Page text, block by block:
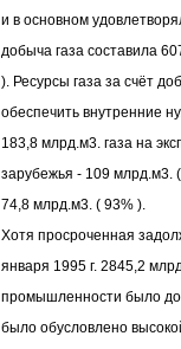
и в основном
добыча газа составила
). Ресурсы газа за счёт
обеспечить внутренние
183,8 млрд.м3. газа на
зарубежья - 109 млрд.м3.
74,8 млрд.м3. ( 93% ).
Хотя просроченная
января 1995 г. 2845,2
промышленности было
было обусловлено